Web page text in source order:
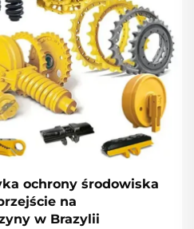
ochrony środowiska
na
w Brazylii